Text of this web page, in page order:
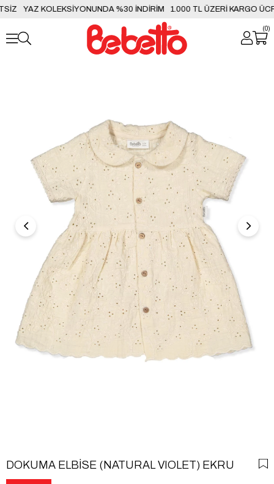
YAZ KOLEKSİYONUNDA %30 İNDİRİM 1.000 TL ÜZERİ KARGO
0
DOKUMA ELBİSE (NATURAL VIOLET) EKRU